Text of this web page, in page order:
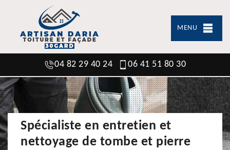
MENU
04 82 29 40 24 06 41 51 80 30
Spécialiste en entretien et
nettoyage de tombe et pierre